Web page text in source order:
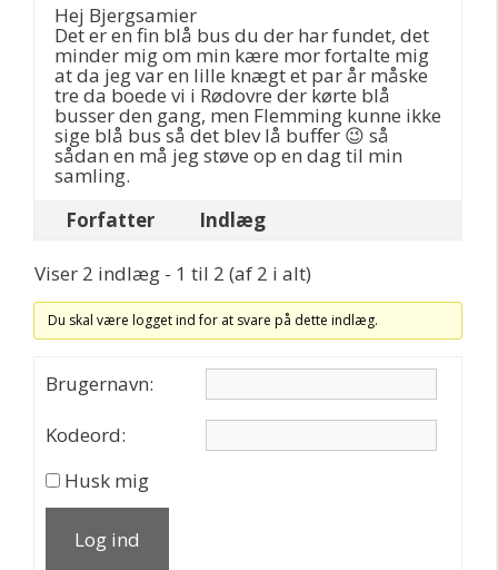
Hej Bjergsamier
Det er en fin blå bus du der har fundet, det
minder mig om min kære mor fortalte mig
at da jeg var en lille knægt et par år måske
tre da boede vi i Rødovre der kørte blå
busser den gang, men Flemming kunne ikke
sige blå bus så det blev lå buffer 😉 så
sådan en må jeg støve op en dag til min
samling.
Forfatter
Indlæg
Viser 2 indlæg - 1 til 2 (af 2 i alt)
Du skal være logget ind for at svare på dette indlæg.
Brugernavn:
Kodeord:
Husk mig
Log ind